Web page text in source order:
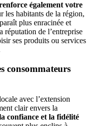
également votre
les habitants de la région,
plus enracinée et
réputation de l’entreprise
ses produits ou services
consommateurs
avec l’extension
clair envers la
confiance et la fidélité